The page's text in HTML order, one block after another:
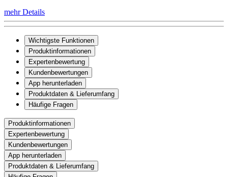
mehr Details
Wichtigste Funktionen
Produktinformationen
Expertenbewertung
Kundenbewertungen
App herunterladen
Produktdaten & Lieferumfang
Häufige Fragen
Produktinformationen
Expertenbewertung
Kundenbewertungen
App herunterladen
Produktdaten & Lieferumfang